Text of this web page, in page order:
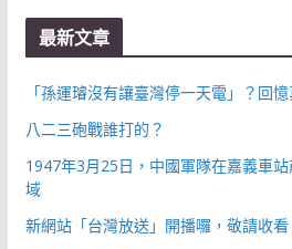
最新文章
「孫運璿沒有讓臺灣停一天電」？回
八二三砲戰誰打的？
1947年3月25日，中國軍隊在嘉義車
域
新網站「台灣放送」開播囉，敬請收看